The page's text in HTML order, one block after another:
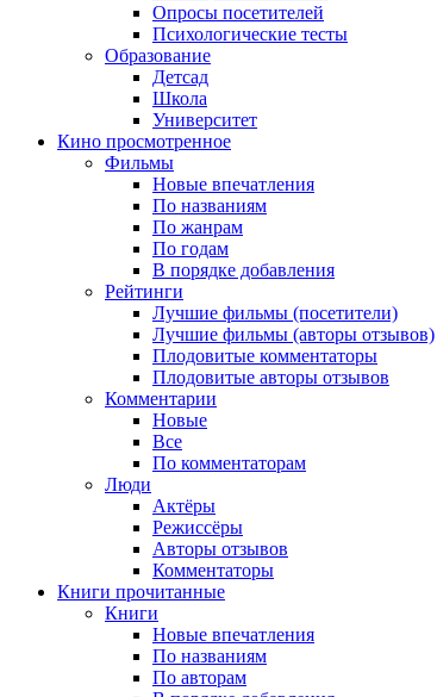
Опросы посетителей
Психологические тесты
Образование
Детсад
Школа
Университет
Кино просмотренное
Фильмы
Новые впечатления
По названиям
По жанрам
По годам
В порядке добавления
Рейтинги
Лучшие фильмы (посетители)
Лучшие фильмы (авторы отзывов)
Плодовитые комментаторы
Плодовитые авторы отзывов
Комментарии
Новые
Все
По комментаторам
Люди
Актёры
Режиссёры
Авторы отзывов
Комментаторы
Книги прочитанные
Книги
Новые впечатления
По названиям
По авторам